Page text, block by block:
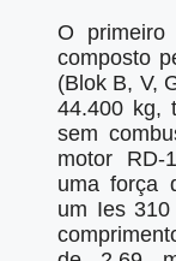
O
composto
(Blok B, V,
44.400 kg,
sem
motor RD-
uma força
um Ies